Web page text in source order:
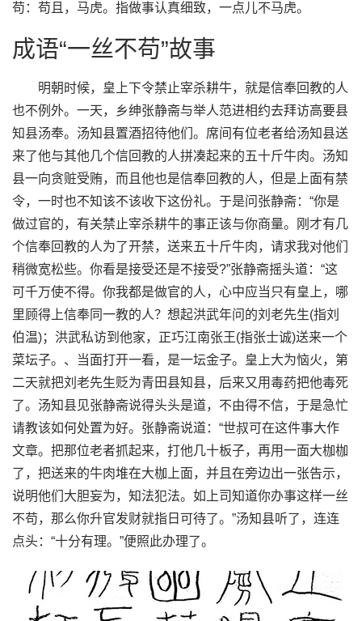
苟：苟且，马虎。指做事认真细致，一点儿不马虎。
成语“一丝不苟”故事
明朝时候，皇上下令禁止宰杀耕牛，就是信奉回教的人
也不例外。一天，乡绅张静斋与举人范进相约去拜访高要县
知县汤奉。汤知县置酒招待他们。席间有位老者给汤知县送
来了他与其他几个信回教的人拼凑起来的五十斤牛肉。汤知
县一向贪赃受贿，而且他也是信奉回教的人，但是上面有禁
令，一时也不知该不该收下这份礼。于是问张静斋：“你是
做过官的，有关禁止宰杀耕牛的事正该与你商量。刚才有几
个信奉回教的人为了开禁，送来五十斤牛肉，请求我对他们
稍微宽松些。你看是接受还是不接受?”张静斋摇头道：“这
可千万使不得。你我都是做官的人，心中应当只有皇上，哪
里顾得上信奉同一教的人？想起洪武年问的刘老先生(指刘
伯温)；洪武私访到他家，正巧江南张王(指张士诚)送来一个
菜坛子。、当面打开一看，是一坛金子。皇上大为恼火，第
二天就把刘老先生贬为青田县知县，后来又用毒药把他毒死
了。汤知县见张静斋说得头头是道，不由得不信，于是急忙
请教该如何处置为好。张静斋说道：“世叔可在这件事大作
文章。把那位老者抓起来，打他几十板子，再用一面大枷枷
了，把送来的牛肉堆在大枷上面，并且在旁边出一张告示，
说明他们大胆妄为，知法犯法。如上司知道你办事这样一丝
不苟，那么你升官发财就指日可待了。”汤知县听了，连连
点头：“十分有理。”便照此办理了。